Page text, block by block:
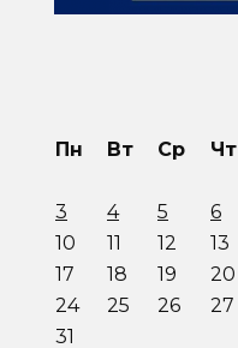
Пн Вт Ср Чт
3
4 5 6
10
11 12 13
17
18 19 20
24
25 26 27
31